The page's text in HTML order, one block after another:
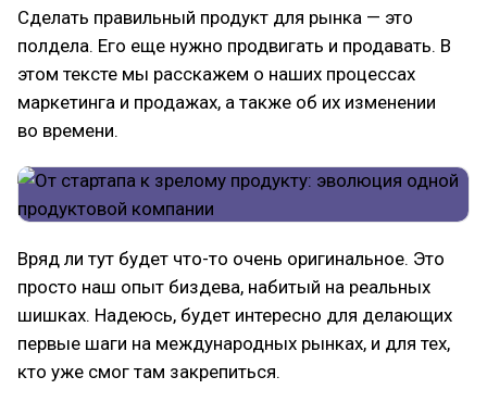
Сделать правильный продукт для рынка — это
полдела. Его еще нужно продвигать и продавать. В
этом тексте мы расскажем о наших процессах
маркетинга и продажах, а также об их изменении
во времени.
Вряд ли тут будет что-то очень оригинальное. Это
просто наш опыт биздева, набитый на реальных
шишках. Надеюсь, будет интересно для делающих
первые шаги на международных рынках, и для тех,
кто уже смог там закрепиться.